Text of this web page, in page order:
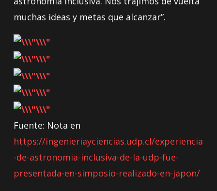
muchas ideas y metas que alcanzar”.
Fuente: Nota en
https://ingenieriayciencias.udp.cl/experiencia
-de-astronomia-inclusiva-de-la-udp-fue-
presentada-en-simposio-realizado-en-japon/